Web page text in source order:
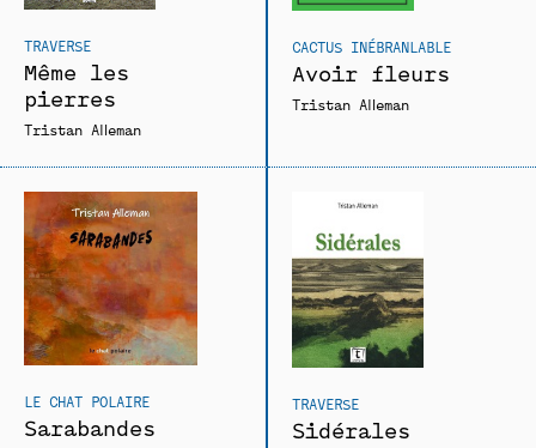
TRAVERSE
Même les
pierres
Tristan Alleman
CACTUS INÉBRANLABLE
Avoir fleurs
Tristan Alleman
LE CHAT POLAIRE
Sarabandes
TRAVERSE
Sidérales